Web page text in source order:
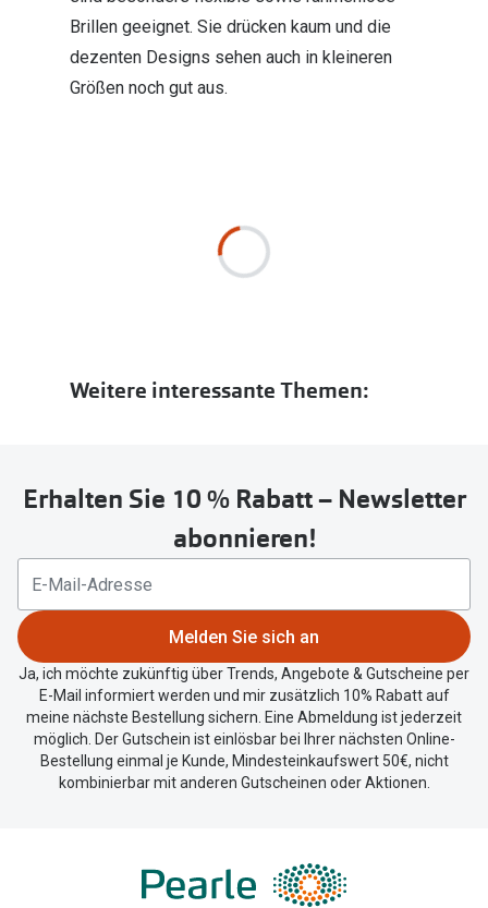
Brillen geeignet. Sie drücken kaum und die
dezenten Designs sehen auch in kleineren
Größen noch gut aus.
Weitere interessante Themen:
Erhalten Sie 10 % Rabatt – Newsletter
abonnieren!
Melden Sie sich an
Ja, ich möchte zukünftig über Trends, Angebote & Gutscheine per
E-Mail informiert werden und mir zusätzlich 10% Rabatt auf
meine nächste Bestellung sichern. Eine Abmeldung ist jederzeit
möglich. Der Gutschein ist einlösbar bei Ihrer nächsten Online-
Bestellung einmal je Kunde, Mindesteinkaufswert 50€, nicht
kombinierbar mit anderen Gutscheinen oder Aktionen.